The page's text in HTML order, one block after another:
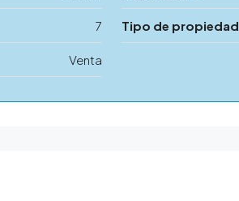
7 Tipo de propiedad
Venta